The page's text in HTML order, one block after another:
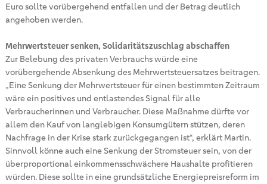
Euro sollte vorübergehend entfallen und der Betrag deutlich
angehoben werden.
Mehrwertsteuer senken, Solidaritätszuschlag abschaffen
Zur Belebung des privaten Verbrauchs würde eine
vorübergehende Absenkung des Mehrwertsteuersatzes beitragen.
„Eine Senkung der Mehrwertsteuer für einen bestimmten Zeitraum
wäre ein positives und entlastendes Signal für alle
Verbraucherinnen und Verbraucher. Diese Maßnahme dürfte vor
allem den Kauf von langlebigen Konsumgütern stützen, deren
Nachfrage in der Krise stark zurückgegangen ist“, erklärt Martin.
Sinnvoll könne auch eine Senkung der Stromsteuer sein, von der
überproportional einkommensschwächere Haushalte profitieren
würden. Diese sollte in eine grundsätzliche Energiepreisreform im